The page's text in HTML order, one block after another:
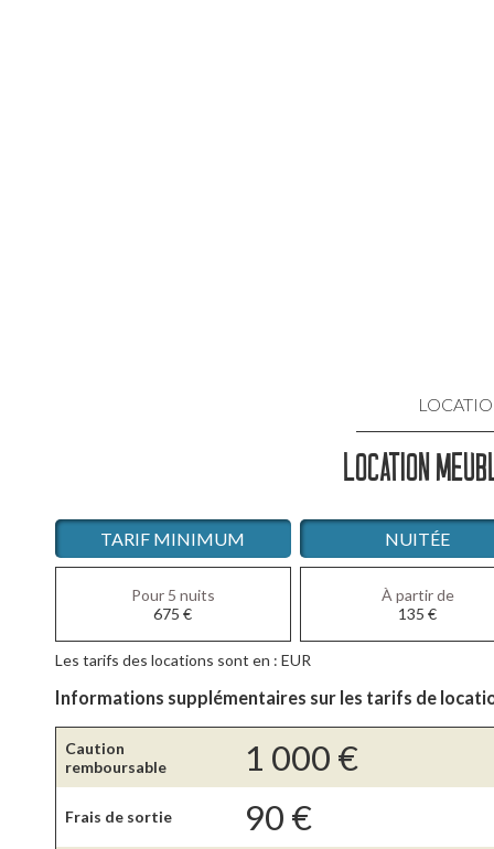
LOCATION
TARIF MINIMUM NUITÉE
Pour 5 nuits
675 €
À partir de
135 €
Les tarifs des locations sont en : EUR
Informations supplémentaires sur les tarifs de
Caution
remboursable
1 000 €
Frais de sortie 90 €